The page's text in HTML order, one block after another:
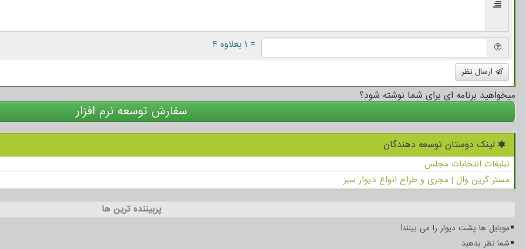
= ۱ بعلاوه ۴
ارسال نظر
میخواهید برنامه ای برای شما نوشته شود؟
سفارش توسعه نرم افزار
لینک دوستان توسعه دهندگان
تبلیغات انتخابات مجلس
مستر گرین وال | مجری و طراح انواع دیوار سبز
پربیننده ترین ها
موبایل ها پشت دیوار را می بینند!
شما نظر بدهید